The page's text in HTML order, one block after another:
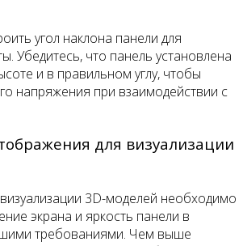
угол наклона панели для
Убедитесь, что панель установлена
и в правильном углу, чтобы
напряжения при взаимодействии с
для визуализации
3D-моделей необходимо
экрана и яркость панели в
требованиями. Чем выше